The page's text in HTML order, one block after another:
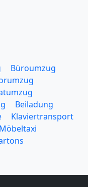
Büroumzug
Beiladung
Klaviertransport
Möbeltaxi